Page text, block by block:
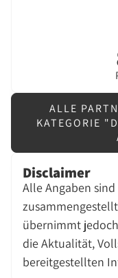
ALLE
KATEGORIE
Disclaimer
Alle Angaben
übernimmt
die Aktualität,
bereitgestellten